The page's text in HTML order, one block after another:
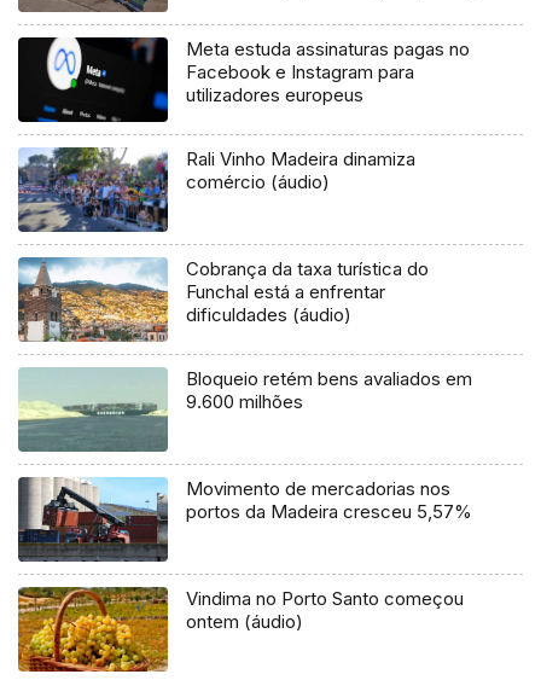
Meta estuda assinaturas pagas no
Facebook e Instagram para
utilizadores europeus
Rali Vinho Madeira dinamiza
comércio (áudio)
Cobrança da taxa turística do
Funchal está a enfrentar
dificuldades (áudio)
Bloqueio retém bens avaliados em
9.600 milhões
Movimento de mercadorias nos
portos da Madeira cresceu 5,57%
Vindima no Porto Santo começou
ontem (áudio)